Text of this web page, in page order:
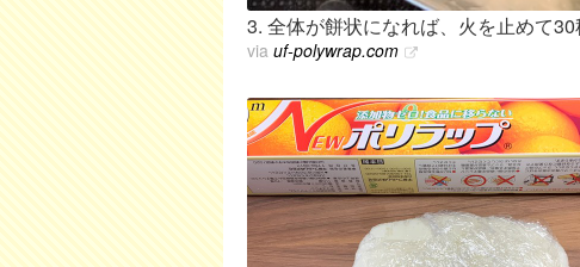
3. 全体が餅状になれば、火を止めて30
via uf-polywrap.com